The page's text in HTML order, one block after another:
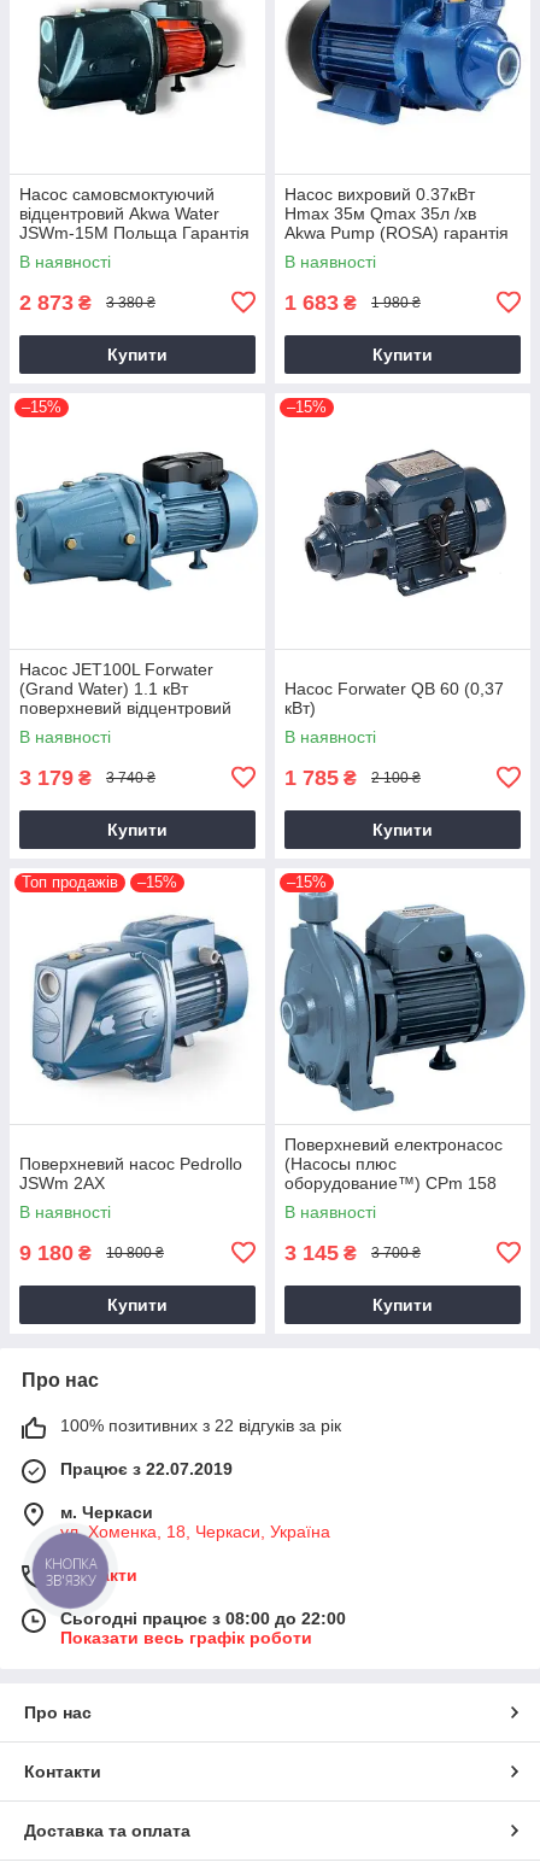
Насос самовсмоктуючий
відцентровий Akwa Water
JSWm-15М Польща Гарантія
3 года
В наявності
2 873 ₴ 3 380 ₴
Купити
Насос вихровий 0.37кВт
Hmax 35м Qmax 35л /хв
Akwa Pump (ROSA) гарантія
3 роки
В наявності
1 683 ₴ 1 980 ₴
Купити
–15%
Насос JET100L Forwater
(Grand Water) 1.1 кВт
поверхневий відцентровий
В наявності
3 179 ₴ 3 740 ₴
Купити
–15%
Насос Forwater QB 60 (0,37
кВт)
В наявності
1 785 ₴ 2 100 ₴
Купити
Топ продажів –15%
Поверхневий насос Pedrollo
JSWm 2AX
В наявності
9 180 ₴ 10 800 ₴
Купити
–15%
Поверхневий електронасос
(Насосы плюс
оборудование™) CPm 158
В наявності
3 145 ₴ 3 700 ₴
Купити
Про нас
100% позитивних з 22 відгуків за рік
Працює з 22.07.2019
м. Черкаси
ул. ​Хоменка, 18, Черкаси, Україна
Контакти
Сьогодні працює з 08:00 до 22:00
Показати весь графік роботи
Про нас
Контакти
Доставка та оплата
КНОПКА
ЗВ'ЯЗКУ